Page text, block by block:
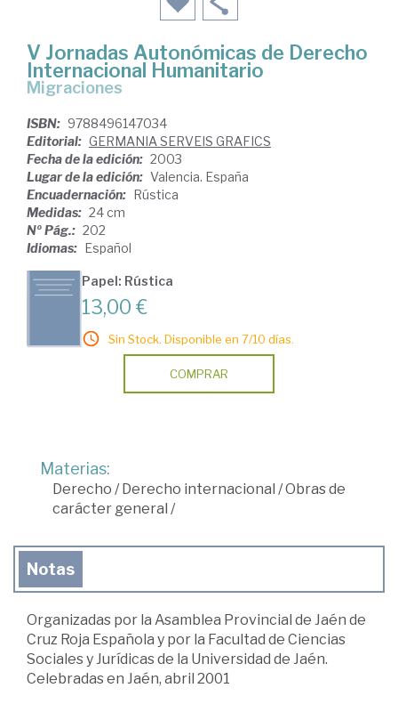
V Jornadas Autonómicas de Derecho
Internacional Humanitario
migraciones
ISBN: 9788496147034
Editorial: GERMANIA SERVEIS GRAFICS
Fecha de la edición: 2003
Lugar de la edición: Valencia. España
Encuadernación: Rústica
Medidas: 24 cm
Nº Pág.: 202
Idiomas: Español
Papel: Rústica
13,00 €
Sin Stock. Disponible en 7/10 días.
COMPRAR
Materias:
Derecho /Derecho internacional /Obras de
carácter general /
Notas
Organizadas por la Asamblea Provincial de Jaén de
Cruz Roja Española y por la Facultad de Ciencias
Sociales y Jurídicas de la Universidad de Jaén.
Celebradas en Jaén, abril 2001